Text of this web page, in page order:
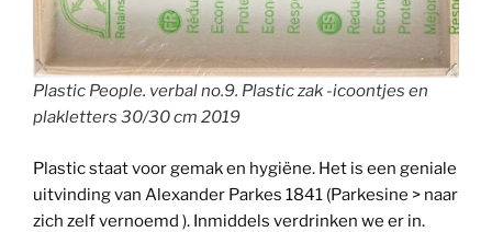
Plastic People. verbal no.9. Plastic zak -icoontjes en
plakletters 30/30 cm 2019
Plastic staat voor gemak en hygiëne. Het is een geniale
uitvinding van Alexander Parkes 1841 (Parkesine > naar
zich zelf vernoemd ). Inmiddels verdrinken we er in.